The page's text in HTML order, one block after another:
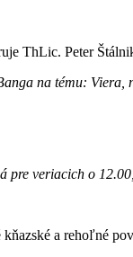
ThLic. Peter
na tému: Viera,
pre veriacich o
kňazské a rehoľné